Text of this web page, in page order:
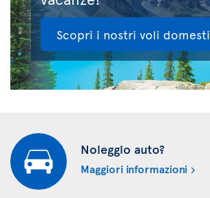
Scopri i nostri voli
Noleggio auto?
Maggiori informazioni